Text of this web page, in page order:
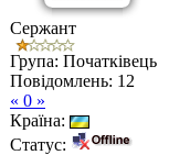
Сержант
Група: Початківець
Повідомлень: 12
« 0 »
Країна:
Статус: